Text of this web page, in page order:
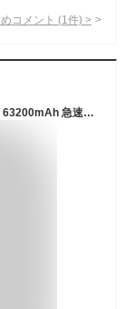
コメント (1 件) >
ソーラーモバイルバッテリー 大容量 22.5W/PD18W 63200mAh 急速充電 ソーラーチャージャー 4台同時充電 3本ケーブル内蔵+USBポート 5way蓄電 IPX7防水 モバイルバッテリー 高輝度 LEDライト付き 防災対策